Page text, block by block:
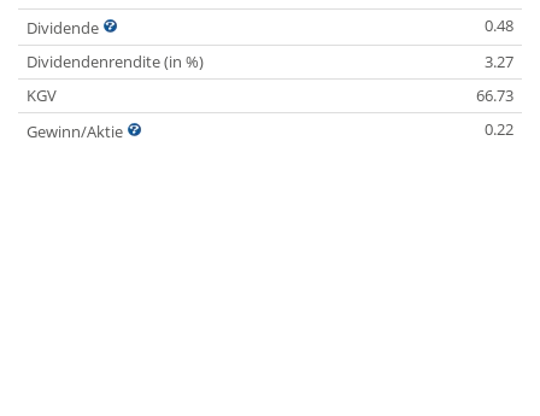
Dividende
0.48
Dividendenrendite (in %)
3.27
KGV
66.73
Gewinn/Aktie
0.22